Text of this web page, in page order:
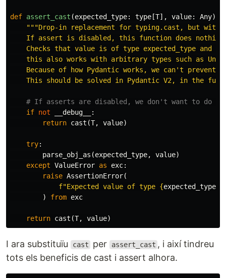
def assert_cast (expected_type: type [T], value: Any)
"""Drop-in replacement for typing.cast, but with
If assert is disabled, this function does
Checks that value is of type expected_type and
this also works with arbitrary types such as
Because of how Pydantic works, we can't prevent
This should be solved in Pydantic V2, in the
if not __debug__
:
return cast (T, value)
try:
parse_obj_as (expected_type, value)
except ValueError as exc:
raise AssertionError(
f"Expected value of type {expected_type
)
from exc
return cast (T, value)
I ara substituïu cast per assert_cast , i així tindreu
tots els beneficis de cast i assert alhora.